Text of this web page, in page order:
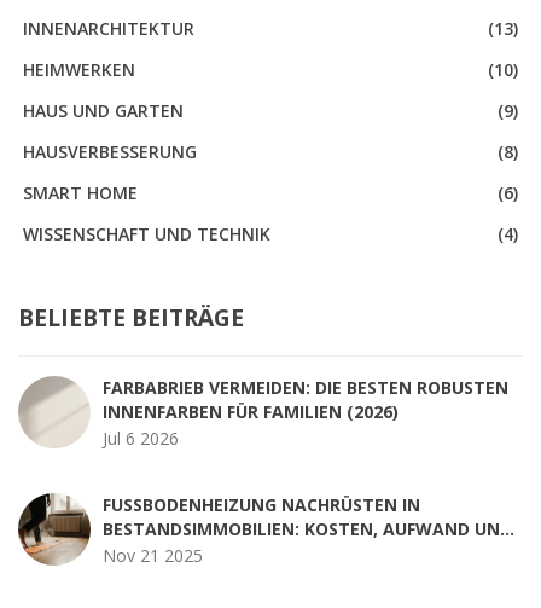
INNENARCHITEKTUR
(13)
HEIMWERKEN
(10)
HAUS UND GARTEN
(9)
HAUSVERBESSERUNG
(8)
SMART HOME
(6)
WISSENSCHAFT UND TECHNIK
(4)
BELIEBTE BEITRÄGE
FARBABRIEB VERMEIDEN: DIE BESTEN ROBUSTEN
INNENFARBEN FÜR FAMILIEN (2026)
Jul 6 2026
FUSSBODENHEIZUNG NACHRÜSTEN IN B
ESTANDSIMMOBILIEN: KOSTEN, AUFWAND UND E
CHTE VORTEILE
Nov 21 2025